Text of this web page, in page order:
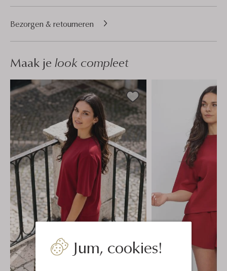
Jum, cookies!
Bezorgen & retourneren
Maak je look compleet